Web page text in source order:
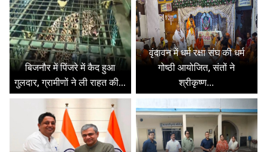
बिजनौर में पिंजरे में कैद हुआ
गुलदार, ग्रामीणों ने ली राहत की...
वृंदावन में धर्म रक्षा संघ की धर्म
गोष्ठी आयोजित, संतों ने
श्रीकृष्ण...